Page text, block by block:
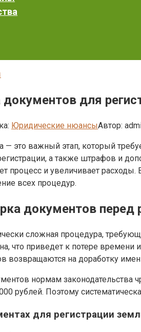
для
Юридические нюансыАвтор:
— это важный этап, который
а также штрафов и
процесс и увеличивает
всех процедур.
документов перед
сложная процедура,
что приведет к потере времени
возвращаются на доработку
нормам
рублей. Поэтому
для регистрации